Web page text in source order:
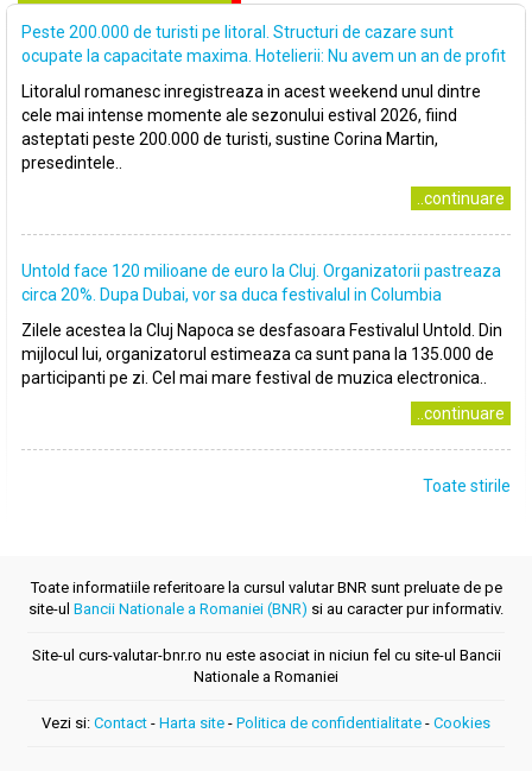
Peste 200.000 de turisti pe litoral. Structuri de cazare sunt
ocupate la capacitate maxima. Hotelierii: Nu avem un an de profit
Litoralul romanesc inregistreaza in acest weekend unul dintre
cele mai intense momente ale sezonului estival 2026, fiind
asteptati peste 200.000 de turisti, sustine Corina Martin,
presedintele..
..continuare
Untold face 120 milioane de euro la Cluj. Organizatorii pastreaza
circa 20%. Dupa Dubai, vor sa duca festivalul in Columbia
Zilele acestea la Cluj Napoca se desfasoara Festivalul Untold. Din
mijlocul lui, organizatorul estimeaza ca sunt pana la 135.000 de
participanti pe zi. Cel mai mare festival de muzica electronica..
..continuare
Toate stirile
Toate informatiile referitoare la cursul valutar BNR sunt preluate de pe
site-ul Bancii Nationale a Romaniei (BNR) si au caracter pur informativ.
Site-ul curs-valutar-bnr.ro nu este asociat in niciun fel cu site-ul Bancii
Nationale a Romaniei
Vezi si: Contact - Harta site - Politica de confidentialitate - Cookies